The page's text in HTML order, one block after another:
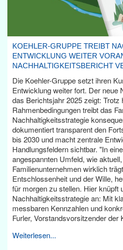
KOEHLER-GRUPPE TREIBT
ENTWICKLUNG WEITER
NACHHALTIGKEITSBERICHT
Die Koehler-Gruppe setzt ihren
Entwicklung weiter fort. Der neue
das Berichtsjahr 2025 zeigt: Trotz
Rahmenbedingungen treibt das
Nachhaltigkeitsstrategie
dokumentiert transparent den
bis 2030 und macht zentrale
Handlungsfeldern sichtbar. "In
angespannten Umfeld, wie
Familienunternehmen wirklich
Entschlossenheit und der Wille,
für morgen zu stellen. Hier knüpft
Nachhaltigkeitsstrategie an: Mit
messbaren Kennzahlen und
Furler, Vorstandsvorsitzender der
Weiterlesen...